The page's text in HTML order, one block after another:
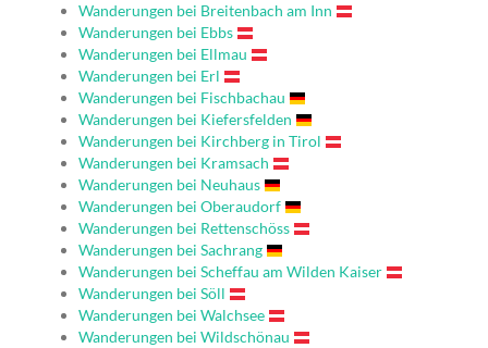
Wanderungen bei Breitenbach am Inn
Wanderungen bei Ebbs
Wanderungen bei Ellmau
Wanderungen bei Erl
Wanderungen bei Fischbachau
Wanderungen bei Kiefersfelden
Wanderungen bei Kirchberg in Tirol
Wanderungen bei Kramsach
Wanderungen bei Neuhaus
Wanderungen bei Oberaudorf
Wanderungen bei Rettenschöss
Wanderungen bei Sachrang
Wanderungen bei Scheffau am Wilden Kaiser
Wanderungen bei Söll
Wanderungen bei Walchsee
Wanderungen bei Wildschönau